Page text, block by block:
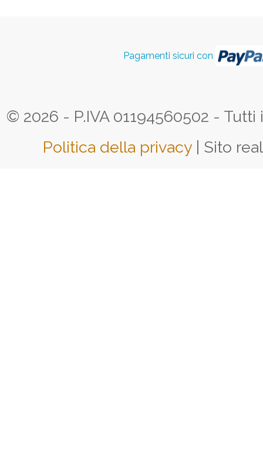
Pagamenti sicuri con
© 2026 - P.IVA 01194560502 -
Politica della privacy | Sito